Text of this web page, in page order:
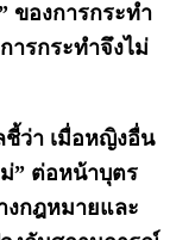
ของการกระทำ
ารกระทำจึงไม่
ว่า เมื่อหญิงอื่น
” ต่อหน้าบุตร
งกฎหมายและ